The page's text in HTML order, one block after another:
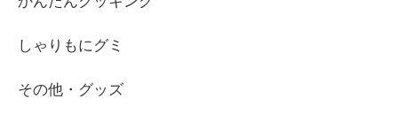
しゃりもにグミ
その他・グッズ